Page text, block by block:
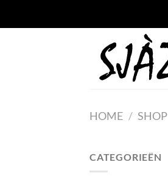
HOME / SHOP
CATEGORIEËN